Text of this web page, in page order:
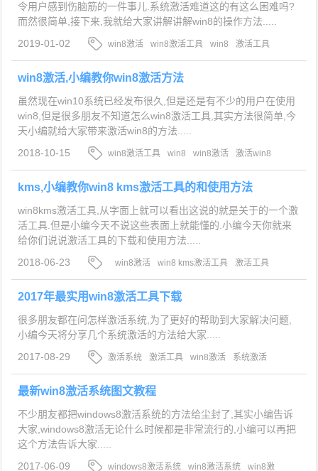
令用户感到伤脑筋的一件事儿.系统激活难道这的有这么困难吗?
而然很简单,接下来,我就给大家讲解讲解win8的操作方法.....
2019-01-02
win8激活 win8激活工具 win8 激活工具
win8激活,小编教你win8激活方法
虽然现在win10系统已经发布很久,但是还是有不少的用户在使用
win8,但是很多朋友不知道怎么win8激活工具,其实方法很简单,今
天小编就给大家带来激活win8的方法.....
2018-10-15
win8激活工具 win8 win8激活 激活win8
kms,小编教你win8 kms激活工具的和使用方法
win8kms激活工具,从字面上就可以看出这说的就是关于的一个激
活工具.但是小编今天不说这些表面上就能懂的.小编今天你就来
给你们说说激活工具的下载和使用方法.....
2018-06-23
win8激活 win8 kms激活工具 激活工具
2017年最实用win8激活工具下载
很多朋友都在问怎样激活系统,为了更好的帮助到大家解决问题,
小编今天将分享几个系统激活的方法给大家.....
2017-08-29
激活系统 激活工具 win8激活 系统激活
最新win8激活系统图文教程
不少朋友都把windows8激活系统的方法给尘封了,其实小编告诉
大家,windows8激活无论什么时候都是非常流行的,小编可以再把
这个方法告诉大家.....
2017-06-09
windows8激活系统 win8激活系统
win8激